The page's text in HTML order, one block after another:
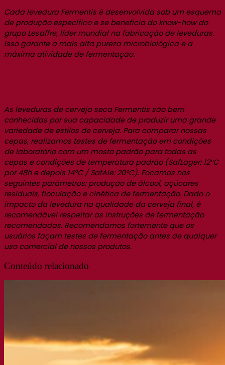
Cada levedura Fermentis é desenvolvida sob um esquema
de produção específico e se beneficia do know-how do
grupo Lesaffre, líder mundial na fabricação de leveduras.
Isso garante a mais alta pureza microbiológica e a
máxima atividade de fermentação.
As leveduras de cerveja seca Fermentis são bem
conhecidas por sua capacidade de produzir uma grande
variedade de estilos de cerveja. Para comparar nossas
cepas, realizamos testes de fermentação em condições
de laboratório com um mosto padrão para todas as
cepas e condições de temperatura padrão (SafLager: 12°C
por 48h e depois 14°C / SafAle: 20°C). Focamos nos
seguintes parâmetros: produção de álcool, açúcares
residuais, floculação e cinética de fermentação. Dado o
impacto da levedura na qualidade da cerveja final, é
recomendável respeitar as instruções de fermentação
recomendadas. Recomendamos fortemente que os
usuários façam testes de fermentação antes de qualquer
uso comercial de nossos produtos.
Conteúdo relacionado